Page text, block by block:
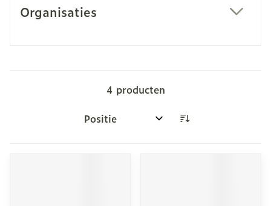
Organisaties
4 producten
Sorteer op: